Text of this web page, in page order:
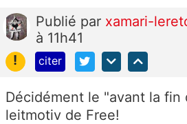
Publié par xamari-
à 11h41
!
citer
Décidément le "avant la fin
leitmotiv de Free!